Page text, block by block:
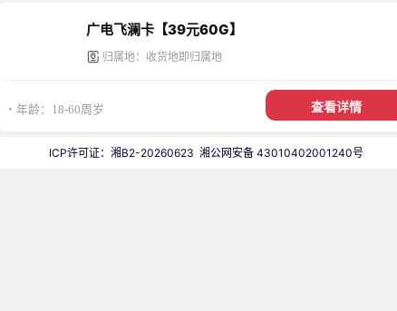
广电飞澜卡【39元60G】
归属地：收货地即归属地
・年龄：18-60周岁 查看详情
ICP许可证：湘B2-20260623 湘公网安备 43010402001240号